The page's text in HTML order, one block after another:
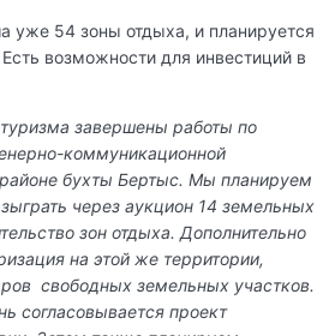
уже 54 зоны отдыха, и планируется
возможности для инвестиций в
завершены работы по
коммуникационной
бухты Бертыс. Мы планируем
через аукцион 14 земельных
зон отдыха. Дополнительно
на этой же территории,
свободных земельных участков.
согласовывается проект